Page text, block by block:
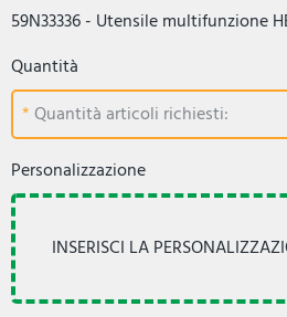
59N33336 - Utensile multifunzione
Quantità
Quantità articoli richiesti:
Personalizzazione